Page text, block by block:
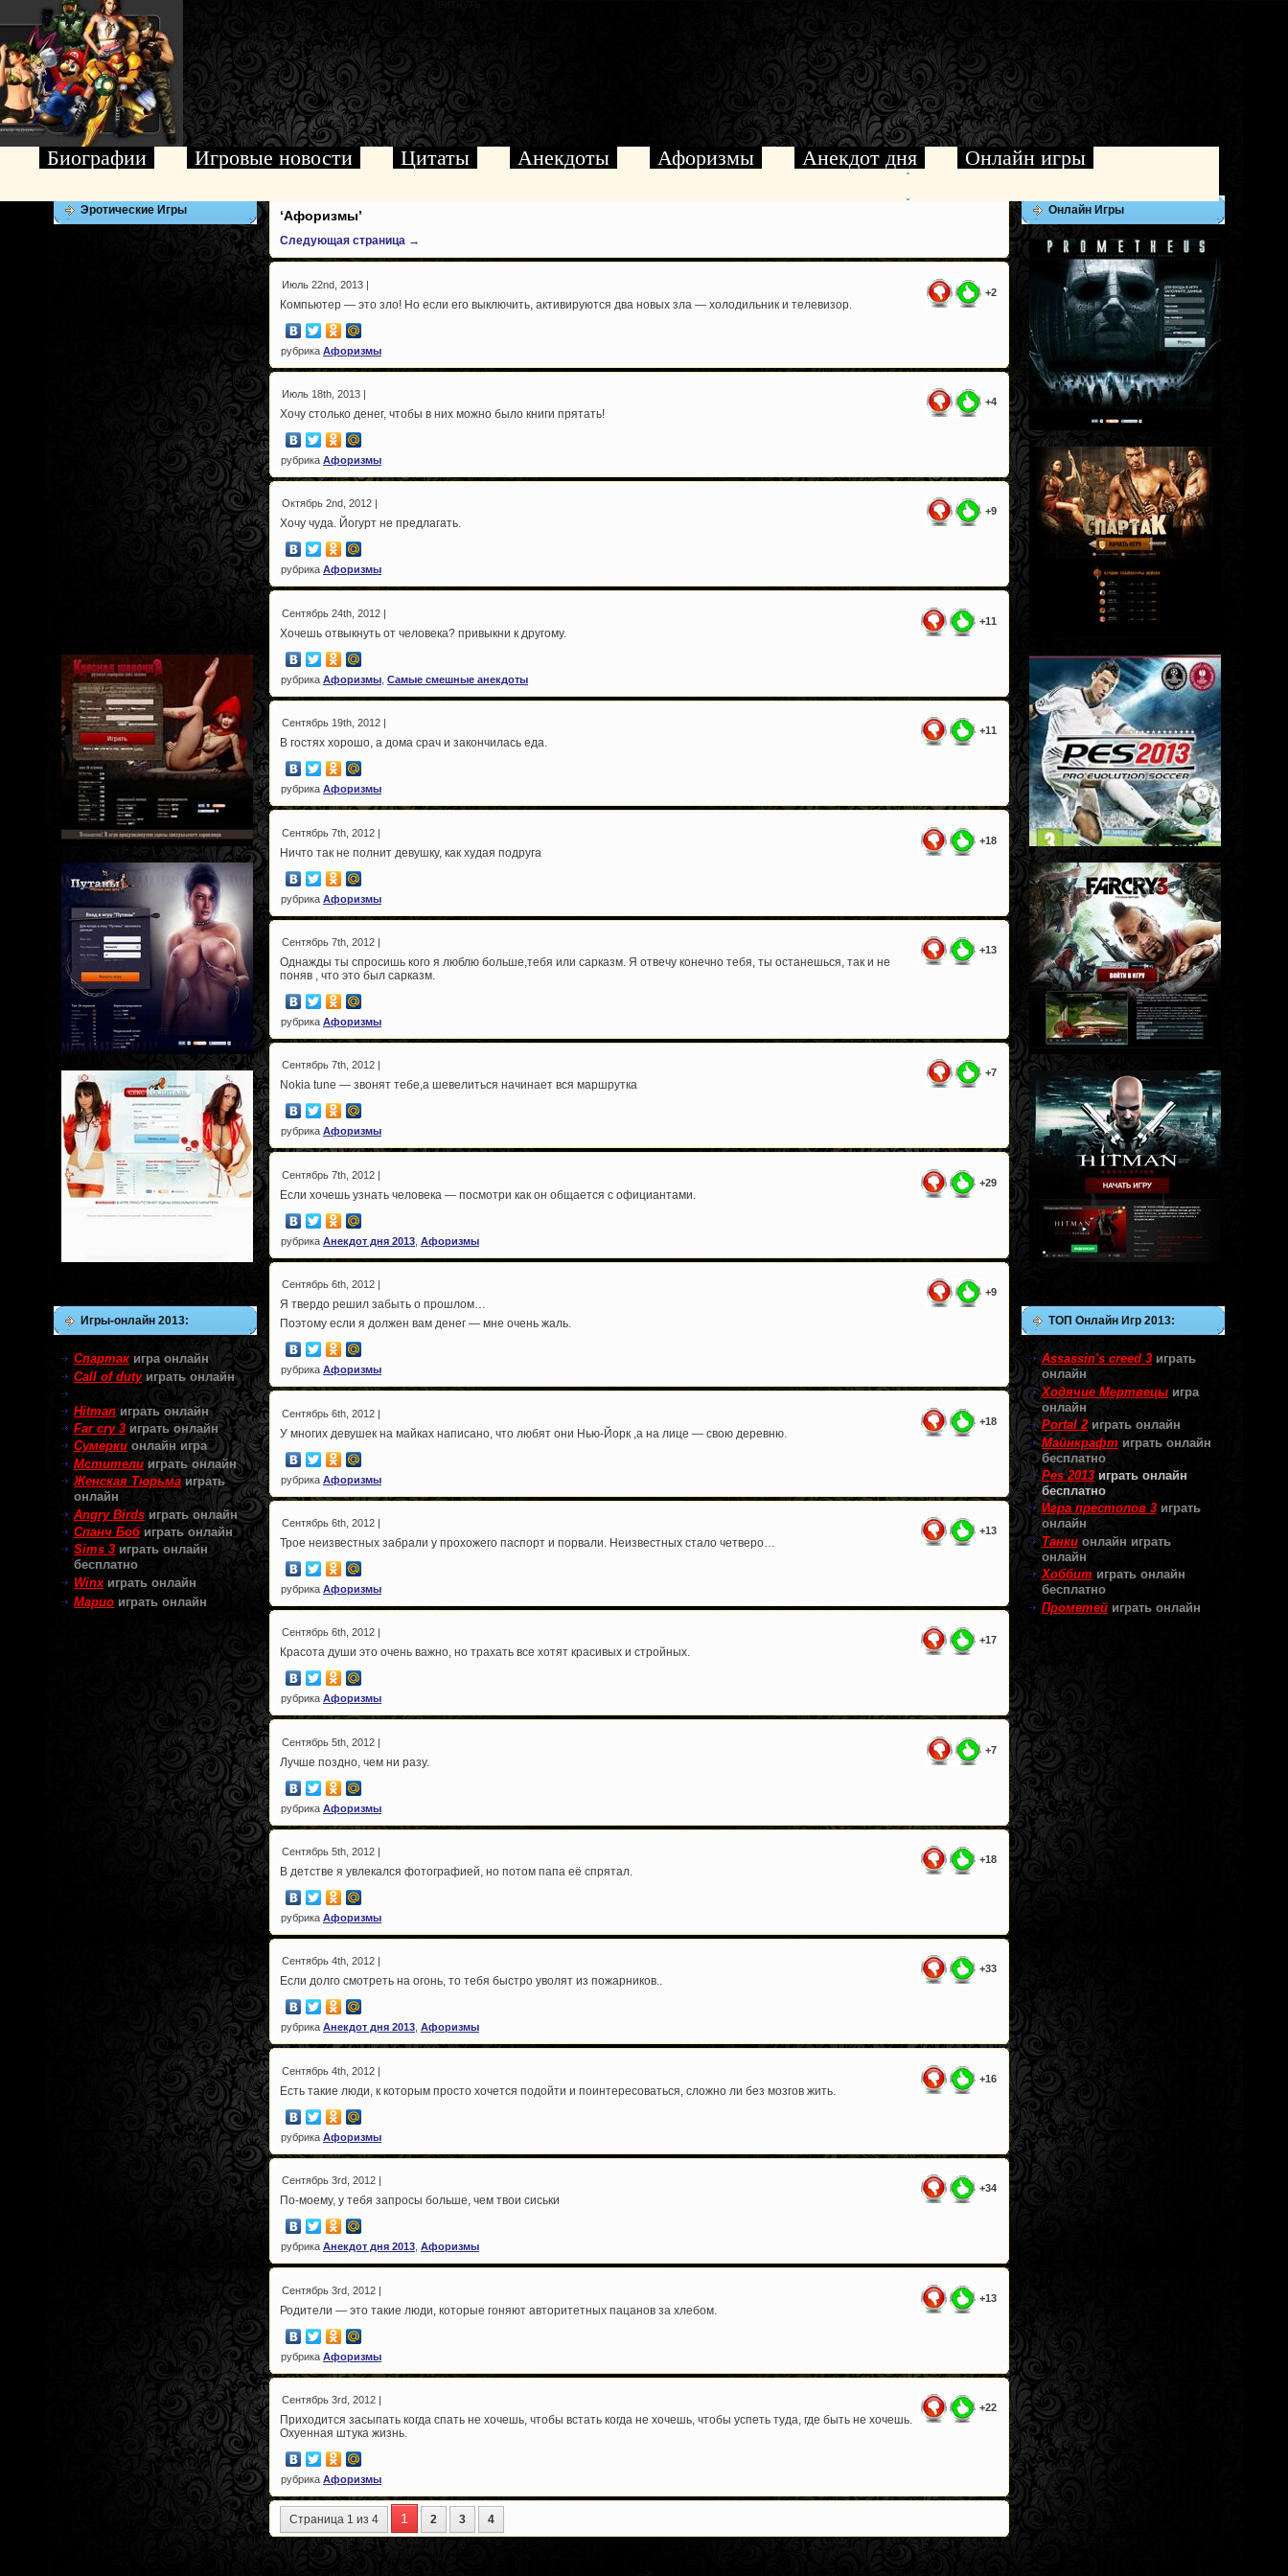
Биографии Игровые новости Цитаты Анекдоты Афоризмы Анекдот дня Онлайн игры
‘Афоризмы’
Следующая страница →
Июль 22nd, 2013 |
+2
Компьютер — это зло! Но если его выключить, активируются два новых зла — холодильник и телевизор.
рубрика Афоризмы
Июль 18th, 2013 |
+4
Хочу столько денег, чтобы в них можно было книги прятать!
рубрика Афоризмы
Октябрь 2nd, 2012 |
+9
Хочу чуда. Йогурт не предлагать.
рубрика Афоризмы
Сентябрь 24th, 2012 |
+11
Хочешь отвыкнуть от человека? привыкни к другому.
рубрика Афоризмы Самые смешные анекдоты
Сентябрь 19th, 2012 |
+11
В гостях хорошо, а дома срач и закончилась еда.
рубрика Афоризмы
Сентябрь 7th, 2012 |
+18
Ничто так не полнит девушку, как худая подруга
рубрика Афоризмы
Сентябрь 7th, 2012 |
+13
Однажды ты спросишь кого я люблю больше,тебя или сарказм. Я отвечу конечно тебя, ты останешься, так и не
поняв , что это был сарказм.
рубрика Афоризмы
Сентябрь 7th, 2012 |
+7
Nokia tune — звонят тебе,а шевелиться начинает вся маршрутка
рубрика Афоризмы
Сентябрь 7th, 2012 |
+29
Если хочешь узнать человека — посмотри как он общается с официантами.
рубрика Анекдот дня 2013 Афоризмы
Сентябрь 6th, 2012 |
+9
Я твердо решил забыть о прошлом…
Поэтому если я должен вам денег — мне очень жаль.
рубрика Афоризмы
Сентябрь 6th, 2012 |
+18
У многих девушек на майках написано, что любят они Нью-Йорк ,а на лице — свою деревню.
рубрика Афоризмы
Сентябрь 6th, 2012 |
+13
Трое неизвестных забрали у прохожего паспорт и порвали. Неизвестных стало четверо…
рубрика Афоризмы
Сентябрь 6th, 2012 |
+17
Красота души это очень важно, но трахать все хотят красивых и стройных.
рубрика Афоризмы
Сентябрь 5th, 2012 |
+7
Лучше поздно, чем ни разу.
рубрика Афоризмы
Сентябрь 5th, 2012 |
+18
В детстве я увлекался фотографией, но потом папа её спрятал.
рубрика Афоризмы
Сентябрь 4th, 2012 |
+33
Если долго смотреть на огонь, то тебя быстро уволят из пожарников..
рубрика Анекдот дня 2013, Афоризмы
Сентябрь 4th, 2012 |
+16
Есть такие люди, к которым просто хочется подойти и поинтересоваться, сложно ли без мозгов жить.
рубрика Афоризмы
Сентябрь 3rd, 2012 |
+34
По-моему, у тебя запросы больше, чем твои сиськи
рубрика Анекдот дня 2013 Афоризмы
Сентябрь 3rd, 2012 |
+13
Родители — это такие люди, которые гоняют авторитетных пацанов за хлебом.
рубрика Афоризмы
Сентябрь 3rd, 2012 |
+22
Приходится засыпать когда спать не хочешь, чтобы встать когда не хочешь, чтобы успеть туда, где быть не хочешь.
Охуенная штука жизнь.
рубрика Афоризмы
Страница 1 из 4 1 2 3 4
Онлайн Игры
ТОП Онлайн Игр 2013:
Assassin's creed 3 играть
онлайн
Ходячие Мертвецы игра
онлайн
Portal 2 играть онлайн
Майнкрафт играть онлайн
бесплатно
Pes 2013 играть онлайн
бесплатно
Игра престолов 3 играть
онлайн
Танки онлайн играть
онлайн
Хоббит играть онлайн
бесплатно
Прометей играть онлайн
Эротические Игры
Игры-онлайн 2013:
Спартак игра онлайн
Call of duty играть онлайн
Hitman играть онлайн
Far cry 3 играть онлайн
Сумерки онлайн игра
Мстители играть онлайн
Женская Тюрьма играть
онлайн
Angry Birds играть онлайн
Cпанч Боб играть онлайн
Sims 3 играть онлайн
бесплатно
Winx играть онлайн
Марио играть онлайн